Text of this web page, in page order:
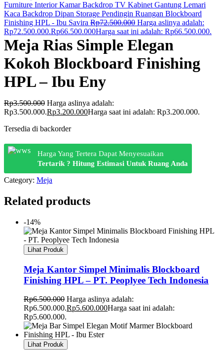
Furniture Interior Kamar Backdrop TV Kabinet Gantung Lemari
Kaca Backdrop Dipan Storage Pendingin Ruangan Blockboard
Finishing HPL - Ibu Savira Rp72.500.000 Harga aslinya adalah:
Rp72.500.000.Rp66.500.000Harga saat ini adalah: Rp66.500.000.
Meja Rias Simple Elegan
Kokoh Blockboard Finishing
HPL – Ibu Eny
Rp3.500.000 Harga aslinya adalah:
Rp3.500.000.Rp3.200.000Harga saat ini adalah: Rp3.200.000.
Tersedia di backorder
Harga Yang Tertera Dapat Menyesuaikan
Tertarik ? Hitung Estimasi Untuk Ruang Anda
Category: Meja
Related products
-14%
Lihat Produk
Meja Kantor Simpel Minimalis Blockboard
Finishing HPL – PT. Peoplyee Tech Indonesia
Rp6.500.000 Harga aslinya adalah:
Rp6.500.000.Rp5.600.000Harga saat ini adalah:
Rp5.600.000.
Lihat Produk